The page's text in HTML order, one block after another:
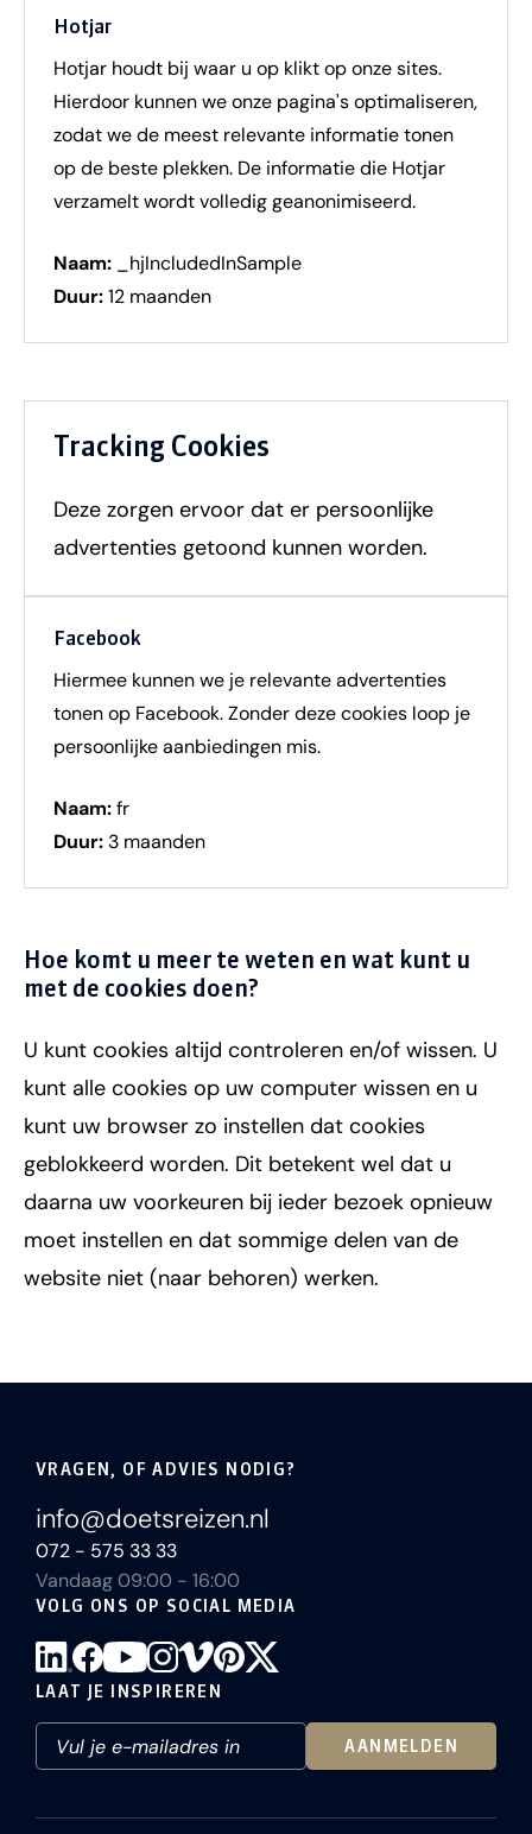
Hotjar
Hotjar houdt bij waar u op klikt op onze sites.
Hierdoor kunnen we onze pagina's optimaliseren,
zodat we de meest relevante informatie tonen
op de beste plekken. De informatie die Hotjar
verzamelt wordt volledig geanonimiseerd.
Naam: _hjIncludedInSample
Duur:12 maanden
Tracking Cookies
Deze zorgen ervoor dat er persoonlijke
advertenties getoond kunnen worden.
Facebook
Hiermee kunnen we je relevante advertenties
tonen op Facebook. Zonder deze cookies loop je
persoonlijke aanbiedingen mis.
Naam:fr
Duur: 3 maanden
Hoe komt u meer te weten en wat kunt u
met de cookies doen?
U kunt cookies altijd controleren en/of wissen. U
kunt alle cookies op uw computer wissen en u
kunt uw browser zo instellen dat cookies
geblokkeerd worden. Dit betekent wel dat u
daarna uw voorkeuren bij ieder bezoek opnieuw
moet instellen en dat sommige delen van de
website niet (naar behoren) werken.
VRAGEN, OF ADVIES NODIG?
info@doetsreizen.nl
072 - 575 33 33
Vandaag 09:00 - 16:00
VOLG ONS OP SOCIAL MEDIA
LAAT JE INSPIREREN
AANMELDEN